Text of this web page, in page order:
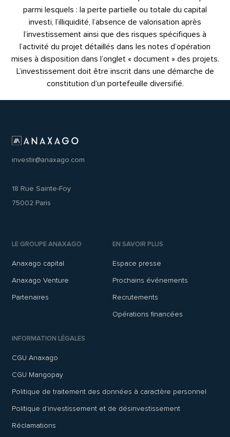
parmi lesquels : la perte partielle ou totale du capital
investi, l’illiquidité, l’absence de valorisation après
l’investissement ainsi que des risques spécifiques à
l’activité du projet détaillés dans les notes d’opération
mises à disposition dans l’onglet « document » des projets.
L’investissement doit être inscrit dans une démarche de
constitution d’un portefeuille diversifié.
investir@anaxago.com
18 Rue Sainte-Foy
75002 Paris
LE GROUPE ANAXAGO
Anaxago capital
Anaxago Venture
Partenaires
EN SAVOIR PLUS
Espace presse
Prochains événements
Recrutements
Opérations financées
INFORMATION LÉGALES
CGU Anaxago
CGU Mangopay
Politique de traitement des données à caractère personnel
Politique d'investissement et de désinvestissement
Réclamations